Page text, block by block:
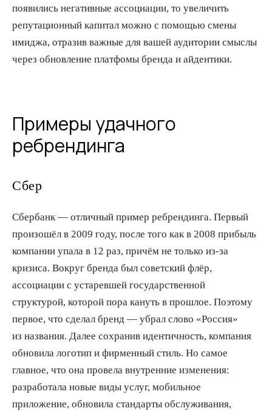
появились негативные ассоциации, то увеличить
репутационный капитал можно с помощью смены
имиджа, отразив важные для вашей аудитории смыслы
через обновление платфомы бренда и айдентики.
Примеры удачного
ребрендинга
Сбер
Сбербанк — отличный пример ребрендинга. Первый
произошёл в 2009 году, после того как в 2008 прибыль
компании упала в 12 раз, причём не только из-за
кризиса. Вокруг бренда был советский флёр,
ассоциации с устаревшей государственной
структурой, которой пора кануть в прошлое. Поэтому
первое, что сделал бренд — убрал слово «Россия»
из названия. Далее сохранив идентичность, компания
обновила логотип и фирменный стиль. Но самое
главное, что она провела внутренние изменения:
разработала новые виды услуг, мобильное
приложение, обновила стандарты обслуживания,